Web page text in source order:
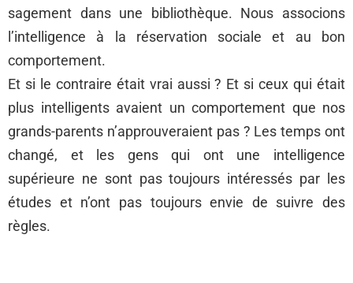
sagement dans une bibliothèque. Nous associons
l’intelligence à la réservation sociale et au bon
comportement.
Et si le contraire était vrai aussi ? Et si ceux qui était
plus intelligents avaient un comportement que nos
grands-parents n’approuveraient pas ? Les temps ont
changé, et les gens qui ont une intelligence
supérieure ne sont pas toujours intéressés par les
études et n’ont pas toujours envie de suivre des
règles.